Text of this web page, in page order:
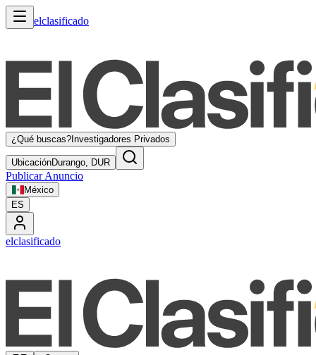
elclasificado
¿Qué buscas? Investigadores Privados
UbicaciónDurango, DUR
Publicar Anuncio
México
ES
elclasificado